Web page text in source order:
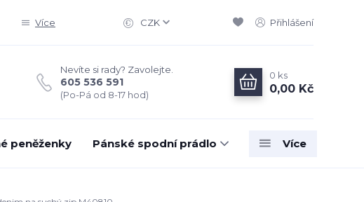
Více CZK Přihlášení
Nevíte si rady? Zavolejte.
605 536 591
(Po-Pá od 8-17 hod)
0 ks
0,00 Kč
peněženky Pánské spodní prádlo Více